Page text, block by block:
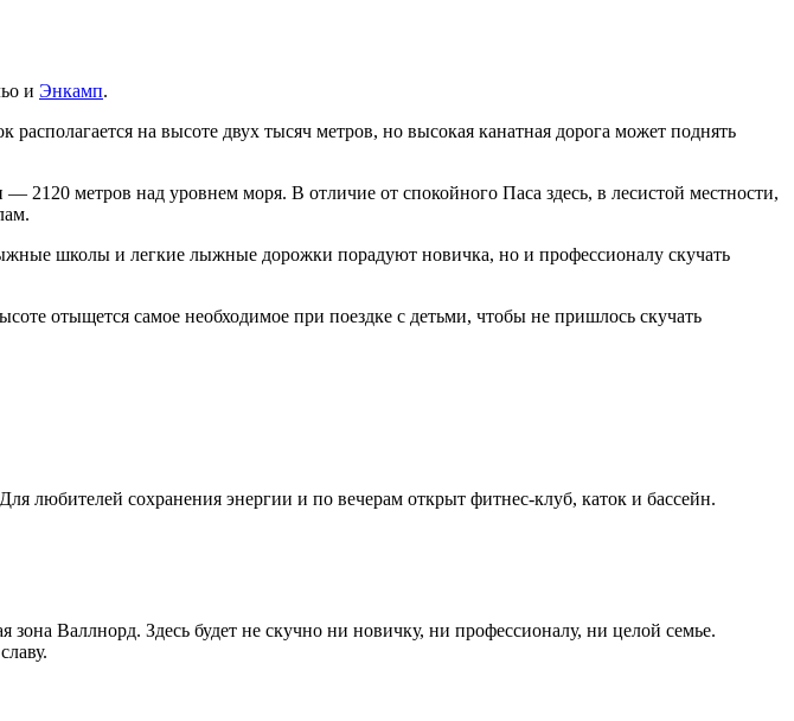
и Энкамп.
на высоте двух тысяч метров, но высокая канатная дорога может поднять
2120 метров над уровнем моря. В отличие от спокойного Паса здесь, в лесистой местности,
школы и легкие лыжные дорожки порадуют новичка, но и профессионалу скучать
отыщется самое необходимое при поездке с детьми, чтобы не пришлось скучать
любителей сохранения энергии и по вечерам открыт фитнес-клуб, каток и бассейн.
Валлнорд. Здесь будет не скучно ни новичку, ни профессионалу, ни целой семье.